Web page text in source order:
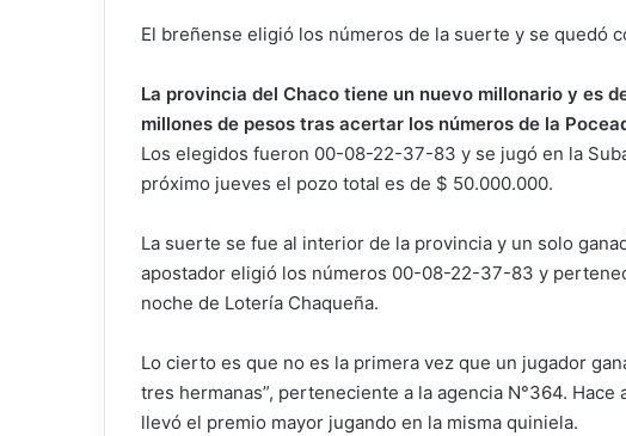
El breñense eligió los números de la suerte y se quedó
La provincia del Chaco tiene un nuevo millonario y es
millones de pesos tras acertar los números de la
Los elegidos fueron 00-08-22-37-83 y se jugó en la
próximo jueves el pozo total es de $ 50.000.000.
La suerte se fue al interior de la provincia y un solo
apostador eligió los números 00-08-22-37-83 y
noche de Lotería Chaqueña.
Lo cierto es que no es la primera vez que un jugador
tres hermanas”, perteneciente a la agencia N°364.
llevó el premio mayor jugando en la misma quiniela.